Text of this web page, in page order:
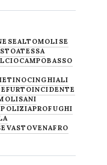
ALTOMOLISE
ATESSA
CAMPOBASSO
CINGHIALI
FURTOINCIDENTE
POLIZIAPROFUGHI
VASTOVENAFRO